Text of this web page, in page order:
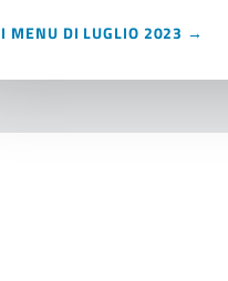
I MENU DI LUGLIO 2023 →